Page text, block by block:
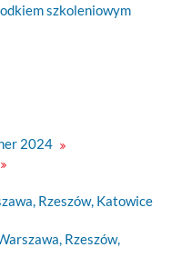
szkoleniowym
2024
Rzeszów, Katowice
Rzeszów,